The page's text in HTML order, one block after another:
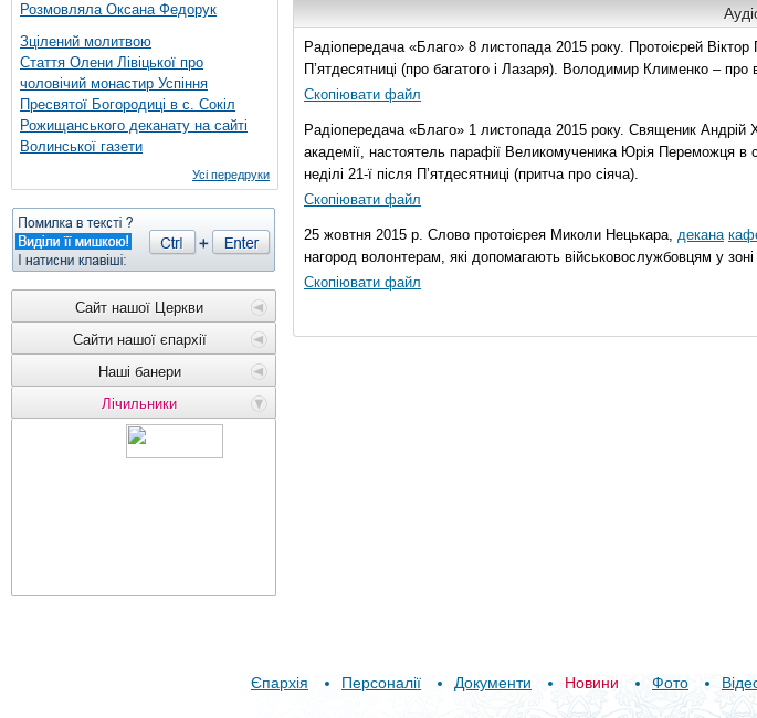
Розмовляла Оксана Федорук
Зцілений молитвою
Стаття Олени Лівіцької про
чоловічий монастир Успіння
Пресвятої Богородиці в с. Сокіл
Рожищанського деканату на сайті
Волинської газети
Усі передруки
Сайт нашої Церкви
Сайти нашої єпархії
Наші банери
Лічильники
Радіопередача «Благо» 8 листопада 2015 року. Протоієрей
П’ятдесятниці (про багатого і Лазаря). Володимир Клименко –
Скопіювати файл
Радіопередача «Благо» 1 листопада 2015 року. Священик Андрій
академії, настоятель парафії Великомученика Юрія Переможця в
неділі 21-ї після П’ятдесятниці (притча про сіяча).
Скопіювати файл
25 жовтня 2015 р. Слово протоієрея Миколи Нецькара, декана
нагород волонтерам, які допомагають військовослужбовцям у
Скопіювати файл
Єпархія Персоналії Документи Новини Фото